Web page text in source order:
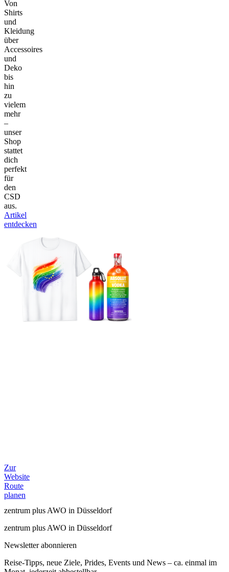
Von
Shirts
und
Kleidung
über
Accessoires
und
Deko
bis
hin
zu
vielem
mehr
–
unser
Shop
stattet
dich
perfekt
für
den
CSD
aus.
Artikel
entdecken
Zur
Website
Route
planen
zentrum plus AWO in Düsseldorf
zentrum plus AWO in Düsseldorf
Newsletter abonnieren
Reise-Tipps, neue Ziele, Prides, Events und News – ca. einmal im